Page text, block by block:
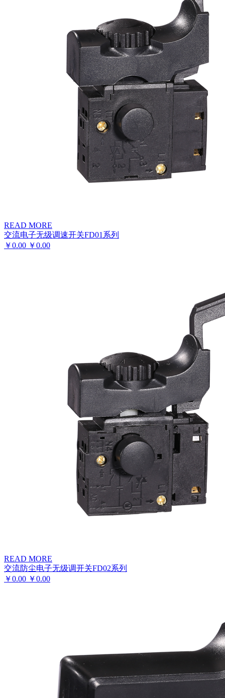
READ MORE
交流电子无级调速开关FD01系列
￥0.00 ￥0.00
READ MORE
交流防尘电子无级调开关FD02系列
￥0.00 ￥0.00